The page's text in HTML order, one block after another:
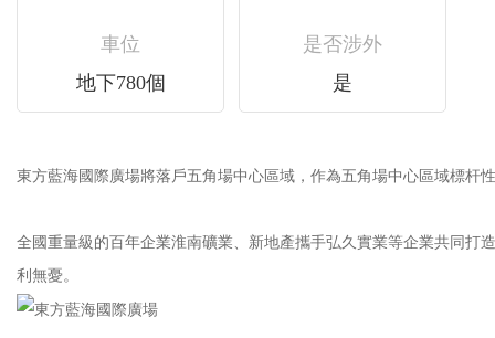
車位
地下780個
是否涉外
是
東方藍海國際廣場將落戶五角場中心區域，作為五角場中心區域標杆性的商
全國重量級的百年企業淮南礦業、新地產攜手弘久實業等企業共同打造
利無憂。